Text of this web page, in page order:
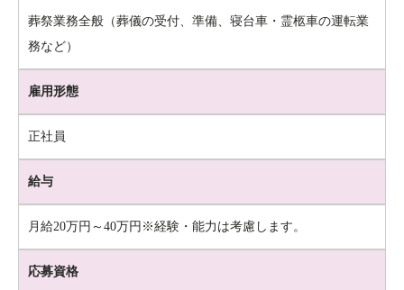
葬祭業務全般 （葬儀の受付、準備、寝台車・霊柩車の運転業
務など）
雇用形態
正社員
給与
月給20万円～40万円※経験・能力は考慮します。
応募資格